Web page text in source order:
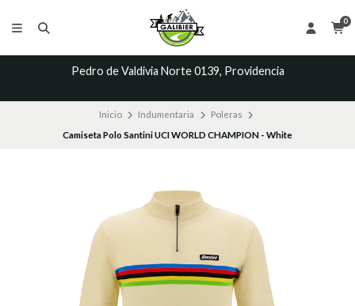
0
Pedro de Valdivia Norte 0139, Providencia
Inicio Indumentaria
Poleras
Camiseta Polo Santini UCI WORLD CHAMPION - White